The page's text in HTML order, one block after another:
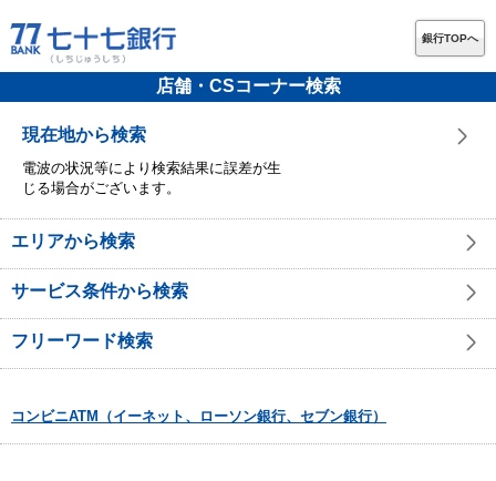
銀行TOPへ
店舗・CSコーナー検索
現在地から検索
電波の状況等により検索結果に誤差が生
じる場合がございます。
エリアから検索
サービス条件から検索
フリーワード検索
コンビニATM（イーネット、ローソン銀行、セブン銀行）